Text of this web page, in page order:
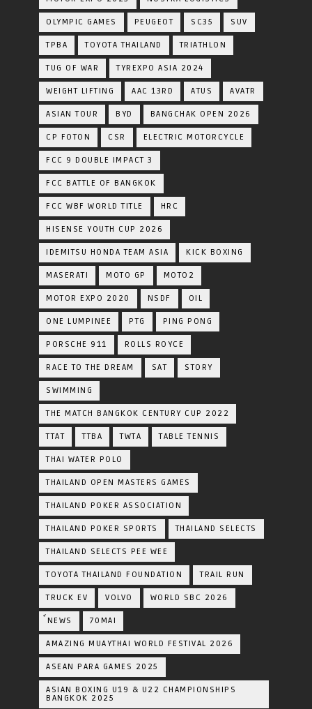
OLYMPIC GAMES PEUGEOT SC35 SUV
TPBA TOYOTA​ THAILAND​ TRIATHLON
TUG OF WAR TYREXPO ASIA 2024
WEIGHT LIFTING AAC 13RD ATUS AVATR
ASIAN TOUR BYD BANGCHAK OPEN 2026
CP FOTON CSR ELECTRIC MOTORCYCLE
FCC 9 DOUBLE IMPACT 3
FCC BATTLE OF BANGKOK
FCC WBF WORLD TITLE HRC
HISENSE YOUTH CUP 2026
IDEMITSU HONDA TEAM ASIA KICK BOXING
MASERATI MOTO GP MOTO2
MOTOR EXPO 2020 NSDF OIL
ONE LUMPINEE PTG PING PONG
PORSCHE 911 ROLLS ROYCE
RACE TO THE DREAM SAT STORY
SWIMMING
THE MATCH BANGKOK CENTURY CUP 2022
TTAT TTBA TWTA TABLE TENNIS
THAI WATER POLO
THAILAND OPEN MASTERS GAMES
THAILAND POKER ASSOCIATION
THAILAND POKER SPORTS THAILAND SELECTS
THAILAND SELECTS PEE WEE
TOYOTA​ THAILAND​ FOUNDATION TRAIL RUN
TRUCK EV VOLVO WORLD SBC 2026
์NEWS 70MAI
AMAZING MUAYTHAI WORLD FESTIVAL 2026
ASEAN PARA GAMES 2025
ASIAN BOXING U19 & U22 CHAMPIONSHIPS
BANGKOK 2025